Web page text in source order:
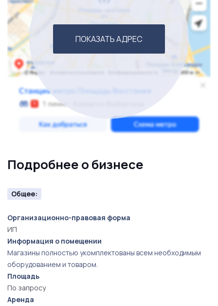
вхождения в бизнес не потребуется, работу можно
начать уже с первого дня. Для получения более
подробной информации, просьба обращаться по
телефону. Звоните!
ПОКАЗАТЬ АДРЕС
Подробнее о бизнесе
Общее:
Организационно-правовая форма
ИП
Информация о помещении
Магазины полностью укомплектованы всем необходимым
оборудованием и товаром.
Площадь
По запросу
Аренда